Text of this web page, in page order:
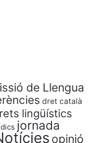
de Llengua
dret català
lingüístics
jornada
opinió